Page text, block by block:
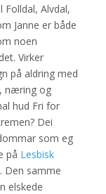
Alvdal,
Janne er både
noen
Virker
på aldring med
næring og
hud Fri for
Dei
som eg
på Lesbisk
Den samme
elskede